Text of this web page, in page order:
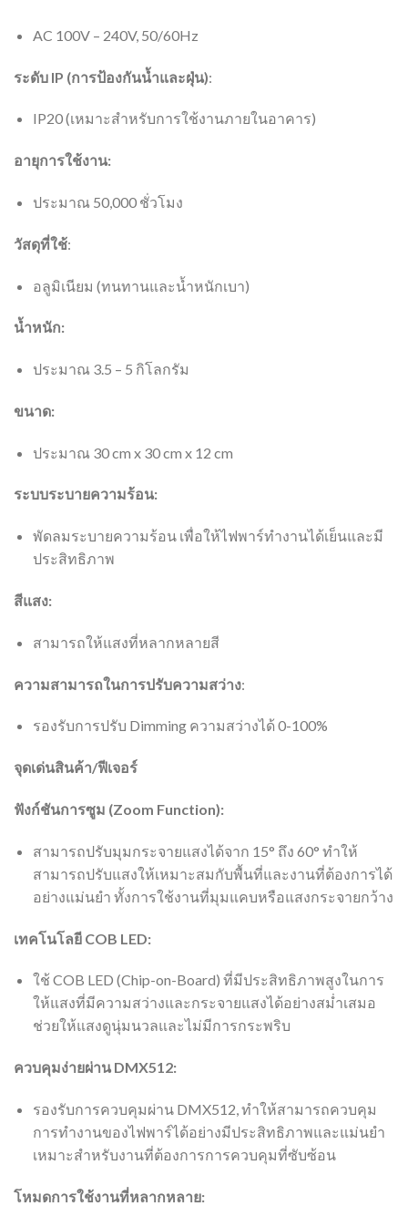
AC 100V – 240V, 50/60Hz
ระดับ IP (การป้องกันน้ำและฝุ่น):
IP20 (เหมาะสำหรับการใช้งานภายในอาคาร)
อายุการใช้งาน:
ประมาณ 50,000 ชั่วโมง
วัสดุที่ใช้:
อลูมิเนียม (ทนทานและน้ำหนักเบา)
น้ำหนัก:
ประมาณ 3.5 – 5 กิโลกรัม
ขนาด:
ประมาณ 30 cm x 30 cm x 12 cm
ระบบระบายความร้อน:
พัดลมระบายความร้อน เพื่อให้ไฟพาร์ทำงานได้เย็นและมี
ประสิทธิภาพ
สีแสง:
สามารถให้แสงที่หลากหลายสี
ความสามารถในการปรับความสว่าง:
รองรับการปรับ Dimming ความสว่างได้ 0-100%
จุดเด่นสินค้า/ฟีเจอร์
ฟังก์ชันการซูม (Zoom Function):
สามารถปรับมุมกระจายแสงได้จาก 15° ถึง 60° ทำให้
สามารถปรับแสงให้เหมาะสมกับพื้นที่และงานที่ต้องการได้
อย่างแม่นยำ ทั้งการใช้งานที่มุมแคบหรือแสงกระจายกว้าง
เทคโนโลยี COB LED:
ใช้ COB LED (Chip-on-Board) ที่มีประสิทธิภาพสูงในการ
ให้แสงที่มีความสว่างและกระจายแสงได้อย่างสม่ำเสมอ
ช่วยให้แสงดูนุ่มนวลและไม่มีการกระพริบ
ควบคุมง่ายผ่าน DMX512:
รองรับการควบคุมผ่าน DMX512, ทำให้สามารถควบคุม
การทำงานของไฟพาร์ได้อย่างมีประสิทธิภาพและแม่นยำ
เหมาะสำหรับงานที่ต้องการการควบคุมที่ซับซ้อน
โหมดการใช้งานที่หลากหลาย: